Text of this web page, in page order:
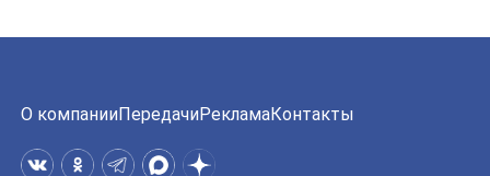
О компанииПередачиРекламаКонтакты